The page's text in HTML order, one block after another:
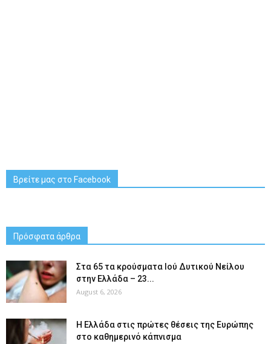
Βρείτε μας στο Facebook
Πρόσφατα άρθρα
Στα 65 τα κρούσματα Ιού Δυτικού Νείλου
στην Ελλάδα – 23...
August 6, 2026
Η Ελλάδα στις πρώτες θέσεις της Ευρώπης
στο καθημερινό κάπνισμα